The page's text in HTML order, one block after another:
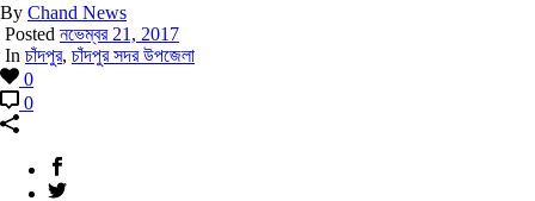
By Chand News
Posted নভেম্বর 21, 2017
In চাঁদপুর, চাঁদপুর সদর উপজেলা
0
0